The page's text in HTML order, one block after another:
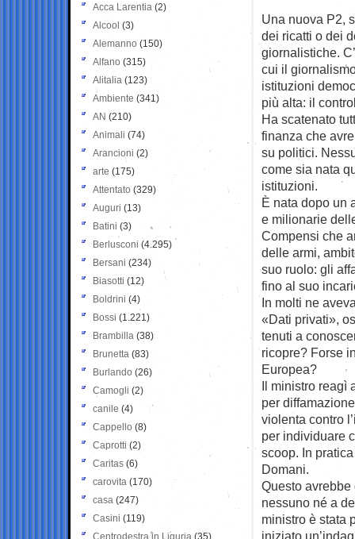
Una nuova P2,
dei ricatti o dei
giornalistiche.
cui il
istituzioni
più alta: il
Ha scatenato
finanza che
su politici.
come sia nata
istituzioni.
È nata dopo un
e milionarie
Compensi che
delle armi,
suo ruolo: gli
fino al suo
In molti ne
«Dati privati»,
tenuti a
ricopre? Forse
Europea?
Il ministro reagì
per
violenta contro
per individuare
scoop. In
Domani.
Questo
nessuno né a
ministro è stata
iniziato
Acca Larentia (2)
Alcool (3)
Alemanno (150)
Alfano (315)
Alitalia (123)
Ambiente (341)
AN (210)
Animali (74)
Arancioni (2)
arte (175)
Attentato (329)
Auguri (13)
Batini (3)
Berlusconi (4.295)
Bersani (234)
Biasotti (12)
Boldrini (4)
Bossi (1.221)
Brambilla (38)
Brunetta (83)
Burlando (26)
Camogli (2)
canile (4)
Cappello (8)
Caprotti (2)
Caritas (6)
carovita (170)
casa (247)
Casini (119)
Centrodestra in Liguria (35)